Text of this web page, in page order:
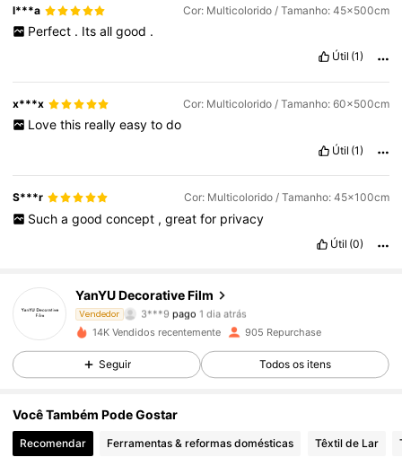
l***a Cor: Multicolorido / Tamanho: 45x500cm
Perfect . Its all good .
Útil (1)
x***x Cor: Multicolorido / Tamanho: 60x500cm
Love this really easy to do
Útil (1)
S***r Cor: Multicolorido / Tamanho: 45x100cm
Such a good concept , great for privacy
Útil (0)
YanYU Decorative Film
Vendedor
4,63
171 Seguidores
3***9 pago 1 dia atrás
171 Seguidores
4,63 171 Seguidores
14K Vendidos recentemente 905 Repurchase
Seguir Todos os itens
Você Também Pode Gostar
Recomendar Ferramentas & reformas domésticas Têxtil de Lar